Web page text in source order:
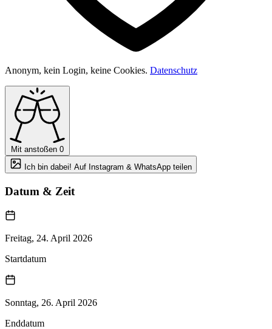
Anonym, kein Login, keine Cookies. Datenschutz
Mit anstoßen 0
Ich bin dabei! Auf Instagram & WhatsApp teilen
Datum & Zeit
Freitag, 24. April 2026
Startdatum
Sonntag, 26. April 2026
Enddatum